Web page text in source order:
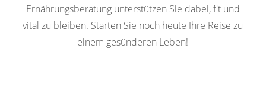
Ernährungsberatung unterstützen Sie dabei, fit und
vital zu bleiben. Starten Sie noch heute Ihre Reise zu
einem gesünderen Leben!